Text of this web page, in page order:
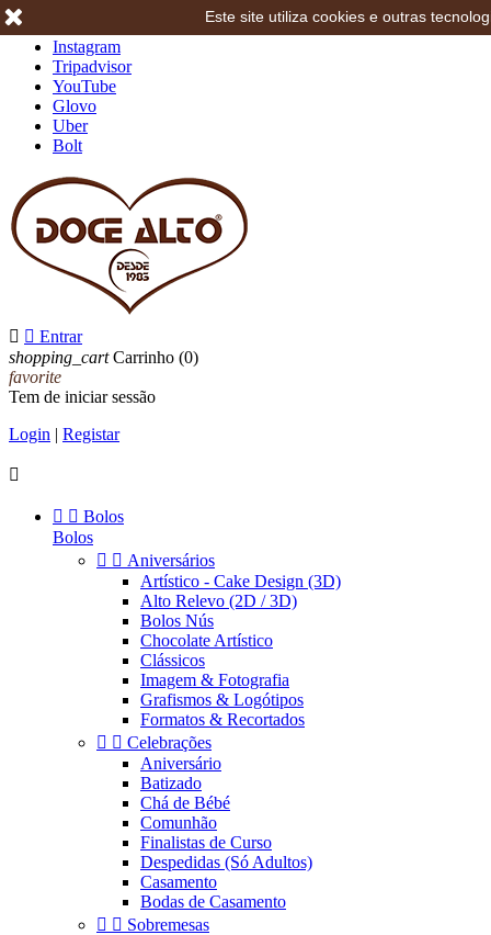
Instagram
Tripadvisor
YouTube
Glovo
Uber
Bolt
  Entrar
shopping_cart Carrinho (0)
favorite
Tem de iniciar sessão
Login | Registar

  Bolos
Bolos
  Aniversários
Artístico - Cake Design (3D)
Alto Relevo (2D / 3D)
Bolos Nús
Chocolate Artístico
Clássicos
Imagem & Fotografia
Grafismos & Logótipos
Formatos & Recortados
  Celebrações
Aniversário
Batizado
Chá de Bébé
Comunhão
Finalistas de Curso
Despedidas (Só Adultos)
Casamento
Bodas de Casamento
  Sobremesas
Este site utiliza cookies e outras